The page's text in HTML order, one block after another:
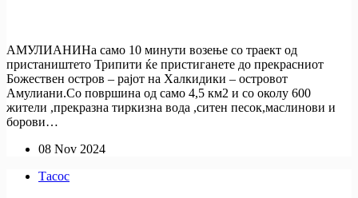
АМУЛИАНИНа само 10 минути возење со траект од
пристаништето Трипити ќе пристиганете до прекрасниот
Божествен остров – рајот на Халкидики – островот
Амулиани.Со површина од само 4,5 км2 и со околу 600
жители ,прекразна тиркизна вода ,ситен песок,маслинови и
борови…
08 Nov 2024
Тасос